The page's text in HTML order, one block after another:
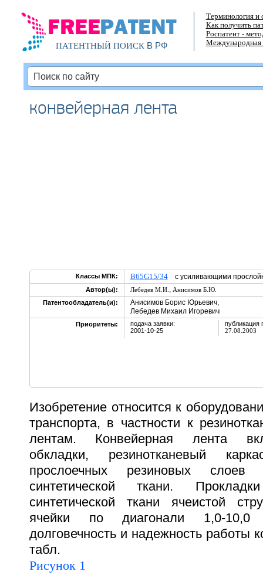
ПАТЕНТНЫЙ ПОИСКВ РФ
Терминология и
Как получить
Роспатент -
Международная
конвейерная лента
Классы МПК: B65G15/34с усиливающими
Автор(ы): Лебедев М.И. , Анисимов Б.Ю.
Патентообладатель(и):
Анисимов Борис Юрьевич,
Лебедев Михаил Игоревич
Приоритеты:
подача заявки:
2001-10-25
публикация
27.08.2003
Изобретение относится к
транспорта, в частности к
лентам. Конвейерная лента
обкладки, резинотканевый
прослоечных резиновых
синтетической ткани.
синтетической ткани ячеистой
ячейки по диагонали 1,0-
долговечность и надежность работы
табл.
Рисунок 1